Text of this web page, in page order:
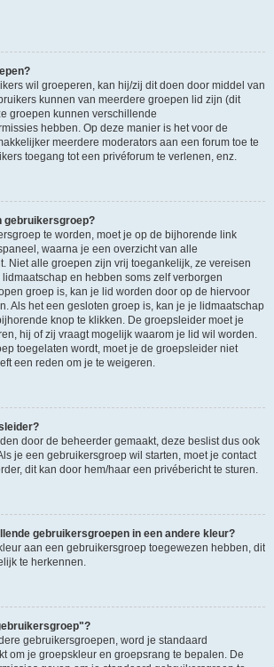
wil groeperen, kan hij/zij dit doen door middel van
kunnen van meerdere groepen lid zijn (dit
groepen kunnen verschillende
hebben. Op deze manier is het voor de
meerdere moderators aan een forum toe te
toegang tot een privéforum te verlenen, enz.
gebruikersgroep?
te worden, moet je op de bijhorende link
waarna je een overzicht van alle
Niet alle groepen zijn vrij toegankelijk, ze vereisen
en hebben soms zelf verborgen
groep is, kan je lid worden door op de hiervoor
Als het een gesloten groep is, kan je je lidmaatschap
knop te klikken. De groepsleider moet je
hij of zij vraagt mogelijk waarom je lid wil worden.
toegelaten wordt, moet je de groepsleider niet
een reden om je te weigeren.
door de beheerder gemaakt, deze beslist dus ook
je een gebruikersgroep wil starten, moet je contact
dit kan door hem/haar een privébericht te sturen.
gebruikersgroepen in een andere kleur?
aan een gebruikersgroep toegewezen hebben, dit
te herkennen.
gebruikersgroepen, word je standaard
om je groepskleur en groepsrang te bepalen. De